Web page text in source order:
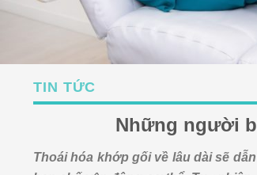
TIN TỨC
Những người
Thoái hóa khớp gối về lâu dài sẽ